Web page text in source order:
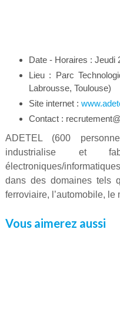
Date - Horaires : Jeudi
Lieu : Parc
Labrousse, Toulouse)
Site internet :
Contact :
ADETEL (600
industrialise et
électroniques/
dans des domaines tels
ferroviaire, l’automobile,
Vous aimerez aussi